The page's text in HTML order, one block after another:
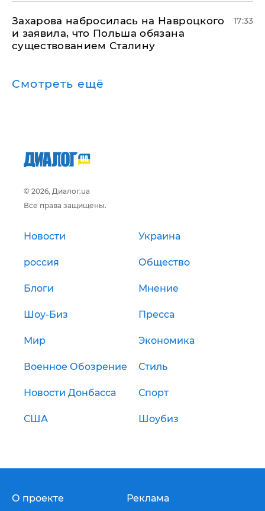
​Захарова набросилась на Навроцкого
и заявила, что Польша обязана
существованием Сталину
17:33
Смотреть ещё
© 2026, Диалог.ua
Все права защищены.
Новости Украина
россия Общество
Блоги Мнение
Шоу-Биз Пресса
Мир Экономика
Военное Обозрение Стиль
Новости Донбасса Спорт
США Шоубиз
О проекте Реклама